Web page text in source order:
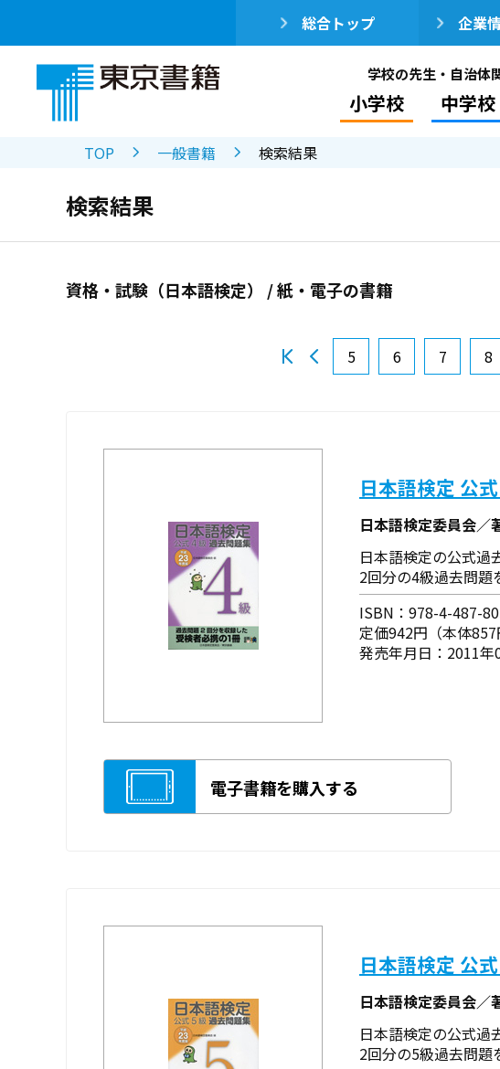
総合トップ 企業
学校の先生・自治体
小学校 中学校
TOP 一般書籍 検索結果
検索結果
資格・試験（日本語検定） / 紙・電子の書籍
5 6 7 8
日本語検定 公
日本語検定委員会／
日本語検定の公式過
2回分の4級過去問題
ISBN：978-4-487-
定価942円（本体857
発売年月日：2011年
電子書籍を購入する
日本語検定 公
日本語検定委員会／
日本語検定の公式過
2回分の5級過去問題